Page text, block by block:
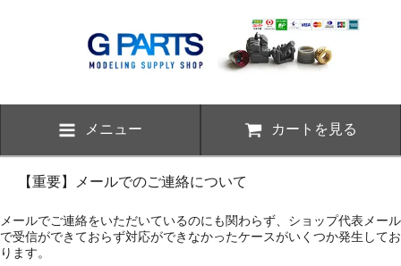
メニュー カートを見る
【重要】メールでのご連絡について
メールでご連絡をいただいているのにも関わらず、ショップ代表メール
で受信ができておらず対応ができなかったケースがいくつか発生してお
ります。